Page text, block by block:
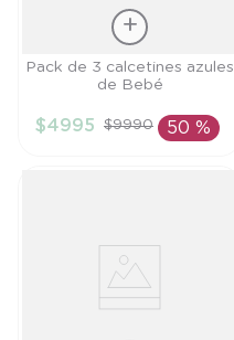
Talla
AÑADIR AL
Pack de 3 calcetines azules
de Bebé
$4995 $9990 50 %